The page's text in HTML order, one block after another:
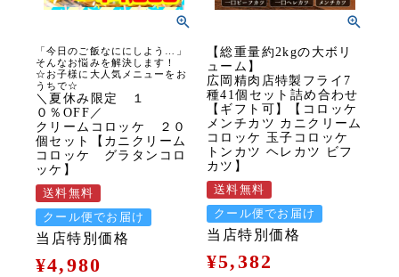
「今日のご飯なににしよう…」
そんなお悩みを解決します！
☆お子様に大人気メニューをお
うちで☆
＼夏休み限定 １
０％OFF／
クリームコロッケ ２０
個セット【カニクリーム
コロッケ グラタンコロ
ッケ】
送料無料
クール便でお届け
当店特別価格
¥4,980
【総重量約2kgの大ボリ
ューム】
広岡精肉店特製フライ7
種41個セット詰め合わせ
【ギフト可】【コロッケ
メンチカツ カニクリーム
コロッケ 玉子コロッケ
トンカツ ヘレカツ ビフ
カツ】
送料無料
クール便でお届け
当店特別価格
¥5,382